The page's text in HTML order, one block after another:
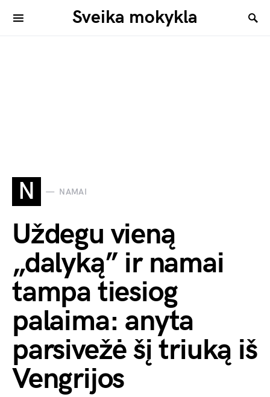
Sveika mokykla
N NAMAI
Uždegu vieną
„dalyką” ir namai
tampa tiesiog
palaima: anyta
parsivežė šį triuką iš
Vengrijos